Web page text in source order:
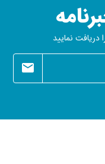
دریافت نمایید